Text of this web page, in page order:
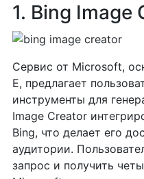
1. Bing Image
Сервис от Microsoft,
E, предлагает
инструменты для
Image Creator
Bing, что делает его
аудитории.
запрос и получить